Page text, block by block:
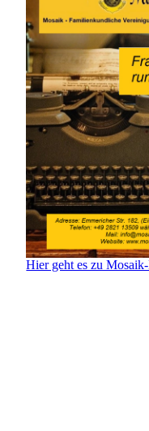
Hier geht es zu